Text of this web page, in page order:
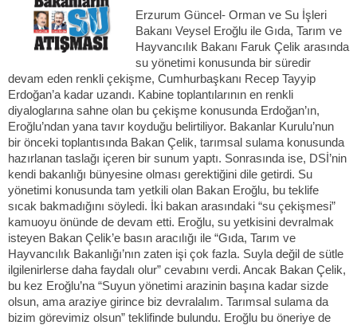
Erzurum Güncel- Orman ve Su İşleri
Bakanı Veysel Eroğlu ile Gıda, Tarım ve
Hayvancılık Bakanı Faruk Çelik arasında
su yönetimi konusunda bir süredir
devam eden renkli çekişme, Cumhurbaşkanı Recep Tayyip
Erdoğan’a kadar uzandı. Kabine toplantılarının en renkli
diyaloglarına sahne olan bu çekişme konusunda Erdoğan’ın,
Eroğlu’ndan yana tavır koyduğu belirtiliyor. Bakanlar Kurulu’nun
bir önceki toplantısında Bakan Çelik, tarımsal sulama konusunda
hazırlanan taslağı içeren bir sunum yaptı. Sonrasında ise, DSİ’nin
kendi bakanlığı bünyesine olması gerektiğini dile getirdi. Su
yönetimi konusunda tam yetkili olan Bakan Eroğlu, bu teklife
sıcak bakmadığını söyledi. İki bakan arasındaki “su çekişmesi”
kamuoyu önünde de devam etti. Eroğlu, su yetkisini devralmak
isteyen Bakan Çelik’e basın aracılığı ile “Gıda, Tarım ve
Hayvancılık Bakanlığı’nın zaten işi çok fazla. Suyla değil de sütle
ilgilenirlerse daha faydalı olur” cevabını verdi. Ancak Bakan Çelik,
bu kez Eroğlu’na “Suyun yönetimi arazinin başına kadar sizde
olsun, ama araziye girince biz devralalım. Tarımsal sulama da
bizim görevimiz olsun” teklifinde bulundu. Eroğlu bu öneriye de